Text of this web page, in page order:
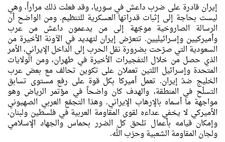
إيران قادرة على ضرب داعش في سوريا، وقد فعلت ذلك مراراً، وهي
ليست بحاجة إلى إثبات قدراتها العسكرية للتنظيم. ومن الواضح أن
الرسالة الصاروخية موجّهة إلى من يدعمون داعش من عرب
وأميركيين وإسرائيليين. تتعرّض إيران لتهديد في الآونة الأخيرة من
السعودية التي صرّحت بضرورة نقل الحرب إلى الداخل الإيراني، الأمر
الذي حصل من خلال التفجيرات الأخيرة في طهران، ومن الولايات
المتحدة وإسرائيل اللتين تعملان على تكوين تحالف مع بعض عرب
الخليج ضدّ إيران. تعمل أميركا بكل قوة على رفع مستوى تسابق
التسلّح في المنطقة، والهدف كان واضحاً في مؤتمر الرياض وهو
مواجهة ما أسماه بالإرهاب الإيراني. وهذا التجمّع العربي الصهيوني
الأميركي لا يخفي عداءه لقوى المقاومة العربية في فلسطين ولبنان،
وإمكان قيامه بأعمال تلحق كل الضرر بحماس والجهاد الإسلامي
ولجان المقاومة الشعبية وحزب الله.